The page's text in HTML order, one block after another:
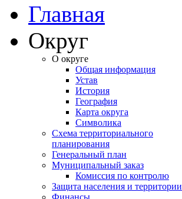
Главная
Округ
О округе
Общая информация
Устав
История
География
Карта округа
Символика
Схема территориального
планирования
Генеральный план
Муниципальный заказ
Комиссия по контролю
Защита населения и территории
Финансы